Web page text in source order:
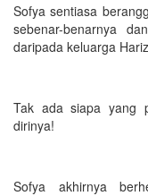
Sofya sentiasa
sebenar-benarnya
daripada keluarga
Tak ada siapa yang
dirinya!
Sofya akhirnya